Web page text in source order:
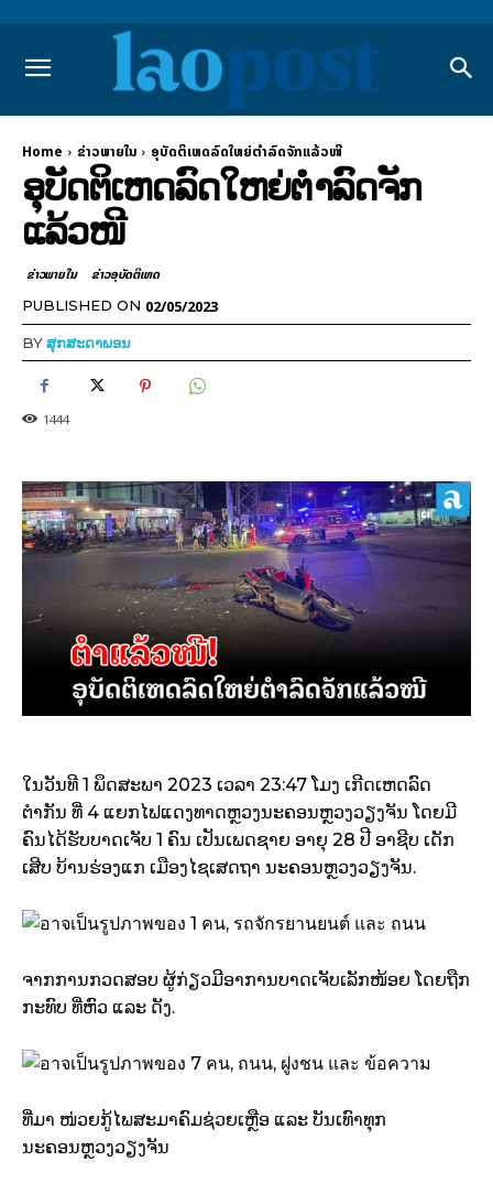
Home ຂ່າວພາຍ​ໃນ ອຸບັດຕິເຫດລົດໃຫຍ່ຕຳລົດຈັກແລ້ວໜີ
ອຸບັດຕິເຫດລົດໃຫຍ່ຕຳລົດຈັກ
ແລ້ວໜີ
ຂ່າວພາຍ​ໃນ ຂ່າວອຸບັດຕິເຫດ
PUBLISHED ON 02/05/2023
BYສຸກສະດາພອນ
1444
ໃນວັນທີ 1 ພຶດສະພາ 2023 ເວລາ 23:47 ໂມງ ເກີດເຫດລົດ
ຕຳກັນ ທີ່ 4 ແຍກໄຟແດງທາດຫຼວງນະຄອນຫຼວງວຽງຈັນ ໂດຍມີ
ຄົນໄດ້ຮັບບາດເຈັບ 1 ຄົນ ເປັນເພດຊາຍ ອາຍຸ 28 ປີ ອາຊີບ ເດັກ
ເສີບ ບ້ານຮ່ອງແກ ເມືອງໄຊເສດຖາ ນະຄອນຫຼວງວຽງຈັນ.
ຈາກການກວດສອບ ຜູ້ກ່ຽວມີອາການບາດເຈັບເລັກໜ້ອຍ ໂດຍຖືກ
ກະທົບ ທີ່ຫົວ ແລະ ດັງ.
ທີ່ມາ ໜ່ວຍກູ້ໄພສະມາຄົມຊ່ວຍເຫຼືອ ແລະ ບັນເທົາທຸກ
ນະຄອນຫຼວງວຽງຈັນ